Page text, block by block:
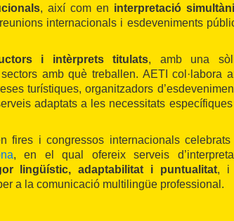
, així com en interpretació
internacionals i esdeveniments
i intèrprets titulats, amb una
amb què treballen. AETI col·labora
turístiques, organitzadors
adaptats a les necessitats
fires i congressos internacionals celebrats
, en el qual ofereix serveis
lingüístic, adaptabilitat i puntualitat, i
a la comunicació multilingüe professional.